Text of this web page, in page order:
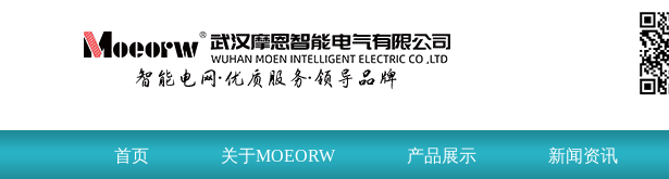
首页 关于MOEORW 产品展示 新闻资讯